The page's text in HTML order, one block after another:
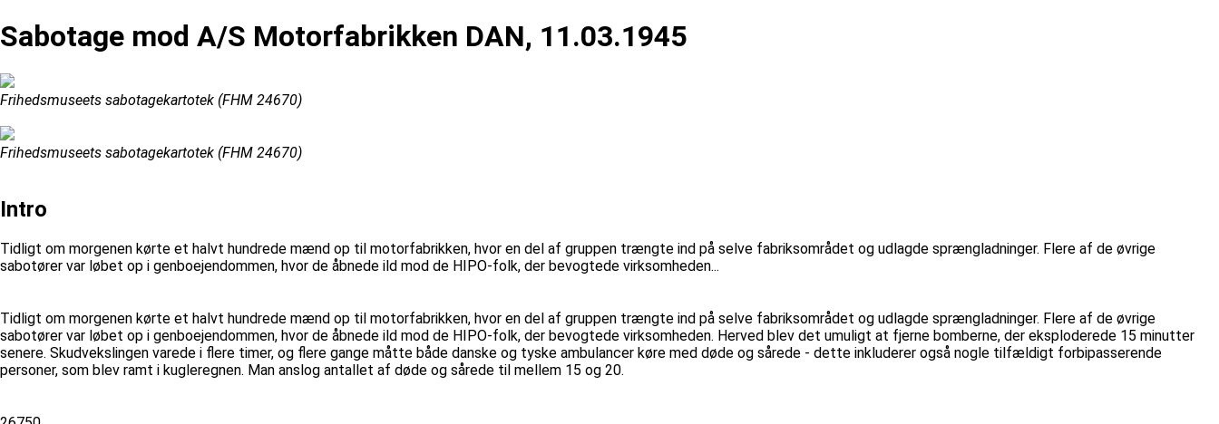
Sabotage mod A/S Motorfabrikken DAN, 11.03.1945
Frihedsmuseets sabotagekartotek (FHM 24670)
Frihedsmuseets sabotagekartotek (FHM 24670)
Intro
Tidligt om morgenen kørte et halvt hundrede mænd op til motorfabrikken, hvor en del af gruppen trængte ind på selve fabriksområdet og udlagde sprængladninger. Flere af de øvrige
sabotører var løbet op i genboejendommen, hvor de åbnede ild mod de HIPO-folk, der bevogtede virksomheden...
Tidligt om morgenen kørte et halvt hundrede mænd op til motorfabrikken, hvor en del af gruppen trængte ind på selve fabriksområdet og udlagde sprængladninger. Flere af de øvrige
sabotører var løbet op i genboejendommen, hvor de åbnede ild mod de HIPO-folk, der bevogtede virksomheden. Herved blev det umuligt at fjerne bomberne, der eksploderede 15 minutter
senere. Skudvekslingen varede i flere timer, og flere gange måtte både danske og tyske ambulancer køre med døde og sårede - dette inkluderer også nogle tilfældigt forbipasserende
personer, som blev ramt i kugleregnen. Man anslog antallet af døde og sårede til mellem 15 og 20.